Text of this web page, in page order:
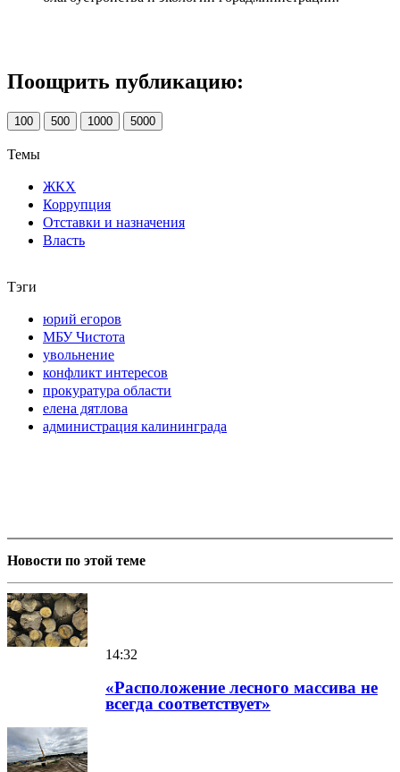
Поощрить публикацию:
100 500 1000 5000
Темы
ЖКХ
Коррупция
Отставки и назначения
Власть
Тэги
юрий егоров
МБУ Чистота
увольнение
конфликт интересов
прокуратура области
елена дятлова
администрация калининграда
Новости по этой теме
14:32
«Расположение лесного массива не
всегда соответствует»